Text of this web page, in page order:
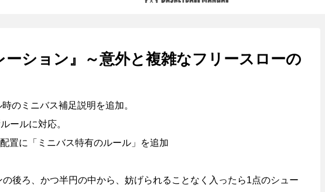
ーション』～意外と複雑なフリースローの
のミニバス補足説明を追加。
ールに対応。
置に「ミニバス特有のルール」を追加
後ろ、かつ半円の中から、妨げられることなく入ったら1点のシュー